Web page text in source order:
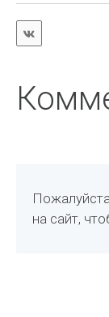
на сайт,